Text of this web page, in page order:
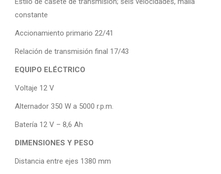
constante
Accionamiento primario 22/41
Relación de transmisión final 17/43
EQUIPO ELÉCTRICO
Voltaje 12 V
Alternador 350 W a 5000 r.p.m.
Batería 12 V – 8,6 Ah
DIMENSIONES Y PESO
Distancia entre ejes 1380 mm